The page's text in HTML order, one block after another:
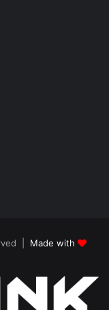
| Made with